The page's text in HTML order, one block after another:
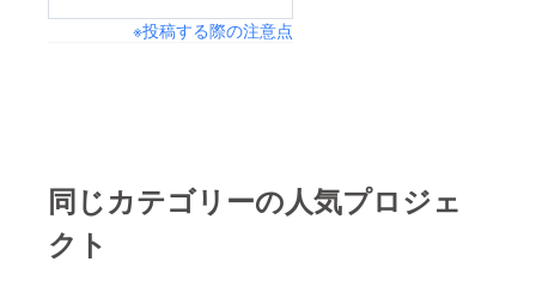
※投稿する際の注意点
同じカテゴリーの人気プロジェ
クト